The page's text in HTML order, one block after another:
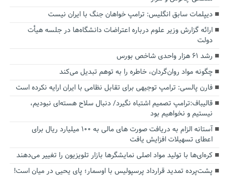
دیپلمات سابق انگلیس:‌ ترامپ خواهان جنگ با ایران نیست
ارائه گزارش وزیر علوم درباره اعتراضات دانشگاه‌ها در جلسه هیأت
دولت
رشد ۶۱ هزار واحدی شاخص بورس
چگونه مواد روان‌گردان، خاطره را به توهم تبدیل می‌کند
فارن پالسی: ترامپ توجیهی برای تقابل نظامی با ایران ارایه نکرده است
قالیباف:ترامپ تصمیم اشتباه نگیرد/ دنبال سلاح هسته‌ای نبودیم،
نیستیم و نخواهیم بود
آستانه الزام به دریافت صورت های مالی به ۱۰۰ میلیارد ریال برای
اعطای تسهیلات افزایش یافت
کره‌ای‌ها با تولید مواد اصلی نمایشگرها بازار تلویزیون را تغییر می‌دهند
پشت‌پرده تمدید قرارداد پرسپولیس با اوسمار؛ پای یحیی در میان است!